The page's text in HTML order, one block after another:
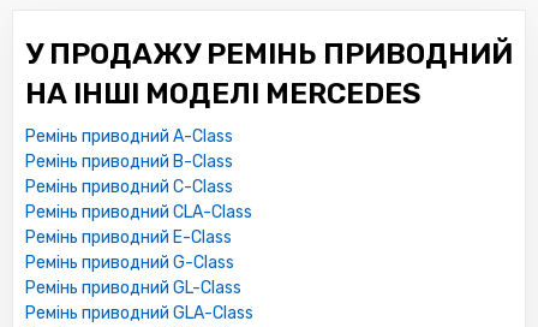
У ПРОДАЖУ РЕМІНЬ ПРИВОДНИЙ
НА ІНШІ МОДЕЛІ MERCEDES
Ремінь приводний A-Class
Ремінь приводний B-Class
Ремінь приводний C-Class
Ремінь приводний CLA-Class
Ремінь приводний E-Class
Ремінь приводний G-Class
Ремінь приводний GL-Class
Ремінь приводний GLA-Class